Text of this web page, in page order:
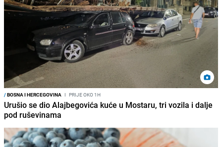
/BOSNA I HERCEGOVINA I PRIJE OKO 1H
Urušio se dio Alajbegovića kuće u Mostaru, tri vozila i dalje
pod ruševinama